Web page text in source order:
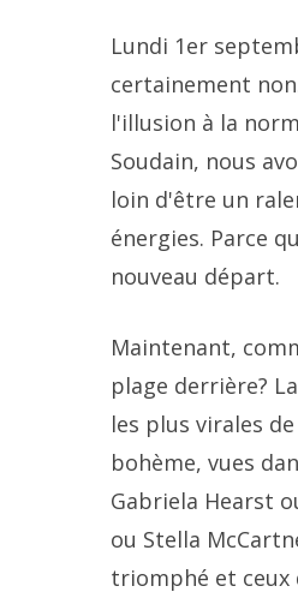
Lundi 1er
certainement
l'illusion à la
Soudain, nous
loin d'être un
énergies. Parce
nouveau départ.
Maintenant,
plage derrière?
les plus virales
bohème, vues
Gabriela Hearst
ou Stella
triomphé et ceux